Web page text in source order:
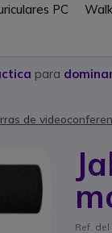
PC
para
de
Ref.